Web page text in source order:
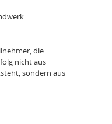
die
nicht aus
sondern aus